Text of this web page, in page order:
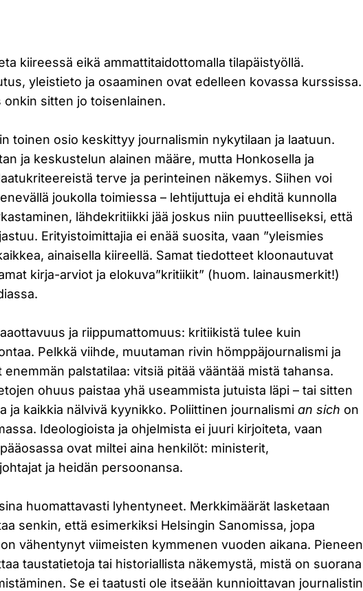
kiireessä eikä ammattitaidottomalla tilapäistyöllä.
yleistieto ja osaaminen ovat edelleen kovassa kurssissa.
onkin sitten jo toisenlainen.
toinen osio keskittyy journalismin nykytilaan ja laatuun.
ja keskustelun alainen määre, mutta Honkosella ja
terve ja perinteinen näkemys. Siihen voi
joukolla toimiessa – lehtijuttuja ei ehditä kunnolla
lähdekritiikki jää joskus niin puutteelliseksi, että
Erityistoimittajia ei enää suosita, vaan ”yleismies
ainaisella kiireellä. Samat tiedotteet kloonautuvat
kirja-arviot ja elokuva”kritiikit” (huom. lainausmerkit!)
ja riippumattomuus: kritiikistä tulee kuin
Pelkkä viihde, muutaman rivin hömppäjournalismi ja
enemmän palstatilaa: vitsiä pitää vääntää mistä tahansa.
ohuus paistaa yhä useammista jutuista läpi – tai sitten
ja kaikkia nälvivä kyynikko. Poliittinen journalismian sich on
Ideologioista ja ohjelmista ei juuri kirjoiteta, vaan
ovat miltei aina henkilöt: ministerit,
ja heidän persoonansa.
huomattavasti lyhentyneet. Merkkimäärät lasketaan
senkin, että esimerkiksi Helsingin Sanomissa, jopa
vähentynyt viimeisten kymmenen vuoden aikana. Pieneen
taustatietoja tai historiallista näkemystä, mistä on suorana
Se ei taatusti ole itseään kunnioittavan journalistin